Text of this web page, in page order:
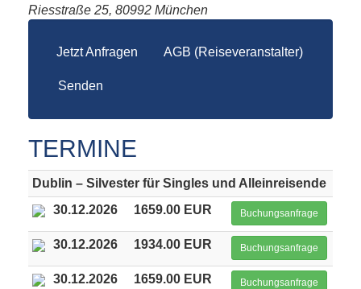
Riesstraße 25, 80992 München
Jetzt Anfragen AGB (Reiseveranstalter)
Senden
TERMINE
Dublin – Silvester für Singles und Alleinreisende
30.12.2026
1659.00 EUR Buchungsanfrage
30.12.2026 1934.00 EUR Buchungsanfrage
30.12.2026 1659.00 EUR Buchungsanfrage